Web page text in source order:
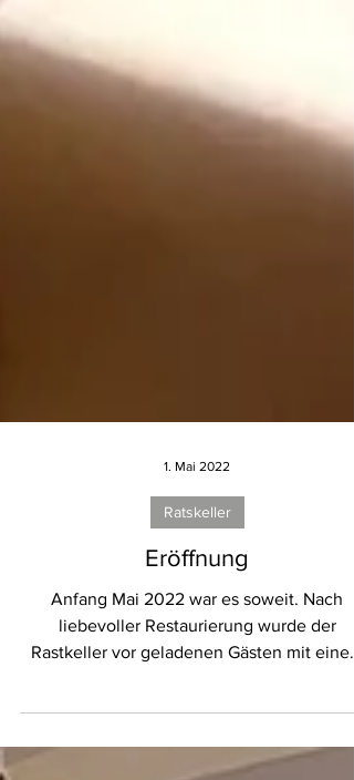
1. Mai 2022
Ratskeller
Eröffnung
Anfang Mai 2022 war es soweit. Nach
liebevoller Restaurierung wurde der
Gala-Abend eröffnet....